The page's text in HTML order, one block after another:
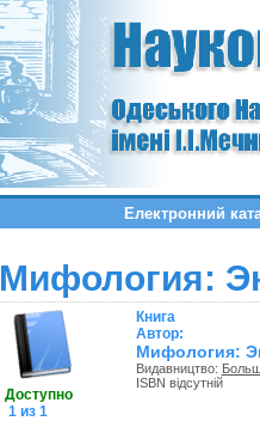
Електронний
Мифология:
Доступно
1 из 1
Книга
Автор:
Мифология:
Видавництво:
ISBN відсутній